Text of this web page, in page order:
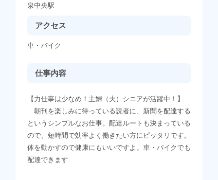
泉中央駅
アクセス
車・バイク
仕事内容
【力仕事は少なめ！主婦（夫）シニアが活躍中！】
朝刊を楽しみに待っている読者に、新聞を配達する
というシンプルなお仕事。配達ルートも決まっている
ので、短時間で効率よく働きたい方にピッタリです。
体を動かすので健康にもいいですよ。車・バイクでも
配達できます